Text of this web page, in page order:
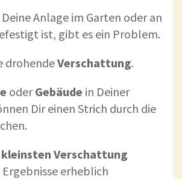
Anlage im Garten oder an
ist, gibt es ein Problem.
drohendeVerschattung.
oderGebäude in Deiner
Dir einen Strich durch die
kleinsten Verschattung
erheblich